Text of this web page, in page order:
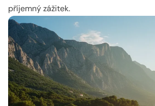
příjemný zážitek.